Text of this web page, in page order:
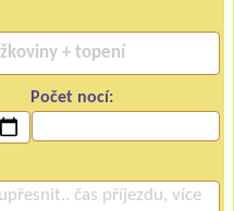
Počet nocí: